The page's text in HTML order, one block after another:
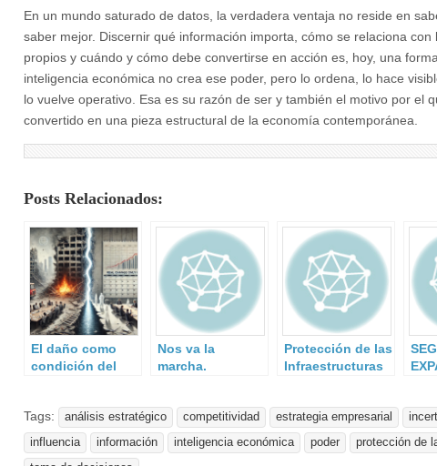
En un mundo saturado de datos, la verdadera ventaja no reside en
saber mejor. Discernir qué información importa, cómo se relaciona con
propios y cuándo y cómo debe convertirse en acción es, hoy, una
inteligencia económica no crea ese poder, pero lo ordena, lo hace
lo vuelve operativo. Esa es su razón de ser y también el motivo por el
convertido en una pieza estructural de la economía contemporánea.
Posts Relacionados:
El daño como
condición del
Nos va la
marcha.
Protección de las
Infraestructuras
Tags:
análisis estratégico competitividad estrategia empresarial
influencia
información inteligencia económica poder
protección de